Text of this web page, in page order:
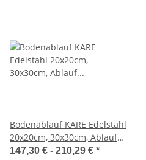
Bodenablauf KARE Edelstahl
20x20cm, 30x30cm, Ablauf
senkrecht 50-100mm,
147,30 € - 210,29 € *